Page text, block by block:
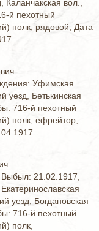
Каланчакская вол.,
й пехотный
полк, рядовой, Дата
Уфимская
уезд, Бетькинская
716-й пехотный
полк, ефрейтор,
, Выбыл: 21.02.1917,
уезд, Богдановская
716-й пехотный
полк,